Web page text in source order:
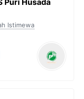
Puri Husada
Istimewa